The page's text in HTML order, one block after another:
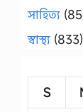
সাহিত্য
স্বাস্থ্য(833)
S